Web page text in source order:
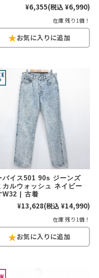
¥6,355(税込 ¥6,990)
在庫 残り1個！
バイス501 90s ジーンズ
カルウォッシュ ネイビー
W32 | 古着
¥13,628(税込 ¥14,990)
在庫 残り1個！